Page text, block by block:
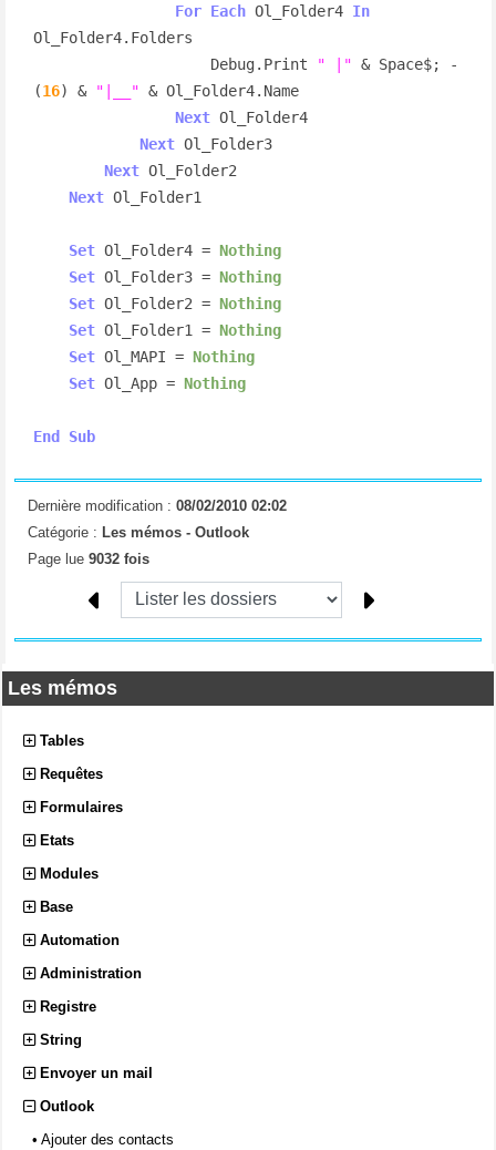
Les mémos
Tables
Requêtes
Formulaires
Etats
Modules
Base
Automation
Administration
Registre
String
Envoyer un mail
Outlook
• Ajouter des contacts
For Each Ol_Folder4 In
Ol_Folder4.Folders
                    Debug.Print
" |" & Space$; ­
(16) & "|__" & Ol_Folder4.Name
Next Ol_Folder4
Next Ol_Folder3
Next Ol_Folder2
Next Ol_Folder1
Set Ol_Folder4 = Nothing
Set Ol_Folder3 = Nothing
Set Ol_Folder2 = Nothing
Set Ol_Folder1 = Nothing
Set Ol_MAPI = Nothing
Set Ol_App = Nothing
End Sub
Dernière modification : 08/02/2010 02:02
Catégorie : Les mémos - Outlook
Page lue 9032 fois